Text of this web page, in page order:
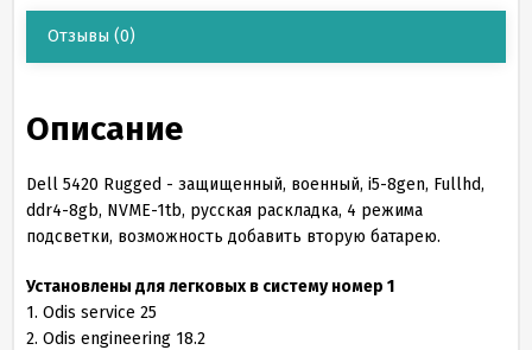
Отзывы (0)
Описание
Dell 5420 Rugged - защищенный, военный, i5-8gen, Fullhd,
ddr4-8gb, NVME-1tb, русская раскладка, 4 режима
подсветки, возможность добавить вторую батарею.
Установлены для легковых в систему номер 1
1. Odis service 25
2. Odis engineering 18.2